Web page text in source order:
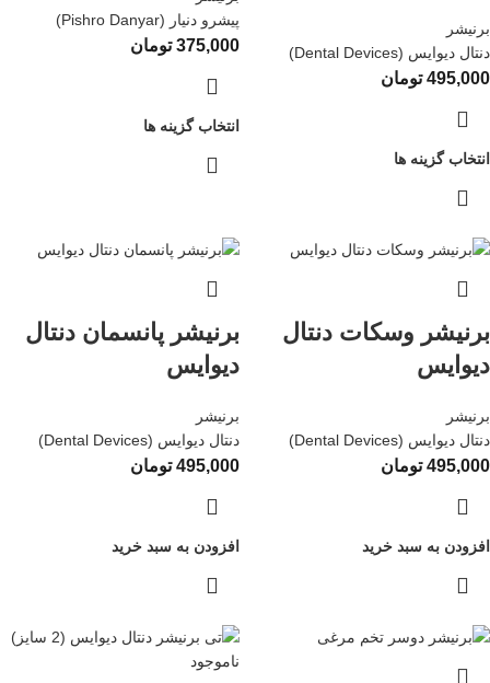
برنیشر
دنتال دیوایس (Dental Devices)
495,000 تومان
انتخاب گزینه ها
پیشرو دنیار (Pishro Danyar)
375,000 تومان
انتخاب گزینه ها
برنیشر وسکات دنتال
دیوایس
برنیشر
دنتال دیوایس (Dental Devices)
495,000 تومان
افزودن به سبد خرید
برنیشر پانسمان دنتال
دیوایس
برنیشر
دنتال دیوایس (Dental Devices)
495,000 تومان
افزودن به سبد خرید
ناموجود